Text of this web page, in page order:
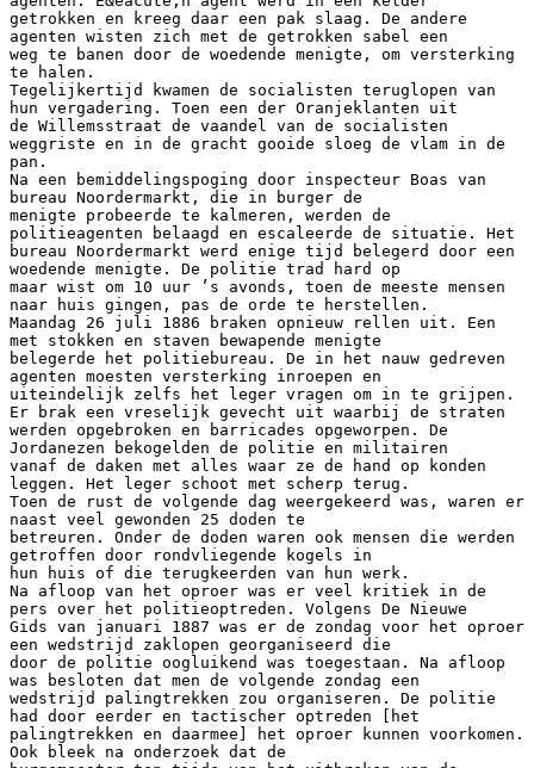
getrokken en kreeg daar een pak slaag. De andere
agenten wisten zich met de getrokken sabel een
weg te banen door de woedende menigte, om versterking
te halen.
Tegelijkertijd kwamen de socialisten teruglopen van
hun vergadering. Toen een der Oranjeklanten uit
de Willemsstraat de vaandel van de socialisten
weggriste en in de gracht gooide sloeg de vlam in de
pan.
Na een bemiddelingspoging door inspecteur Boas van
bureau Noordermarkt, die in burger de
menigte probeerde te kalmeren, werden de
politieagenten belaagd en escaleerde de situatie. Het
bureau Noordermarkt werd enige tijd belegerd door een
woedende menigte. De politie trad hard op
maar wist om 10 uur ’s avonds, toen de meeste mensen
naar huis gingen, pas de orde te herstellen.
Maandag 26 juli 1886 braken opnieuw rellen uit. Een
met stokken en staven bewapende menigte
belegerde het politiebureau. De in het nauw gedreven
agenten moesten versterking inroepen en
uiteindelijk zelfs het leger vragen om in te grijpen.
Er brak een vreselijk gevecht uit waarbij de straten
werden opgebroken en barricades opgeworpen. De
Jordanezen bekogelden de politie en militairen
vanaf de daken met alles waar ze de hand op konden
leggen. Het leger schoot met scherp terug.
Toen de rust de volgende dag weergekeerd was, waren er
naast veel gewonden 25 doden te
betreuren. Onder de doden waren ook mensen die werden
getroffen door rondvliegende kogels in
hun huis of die terugkeerden van hun werk.
Na afloop van het oproer was er veel kritiek in de
pers over het politieoptreden. Volgens De Nieuwe
Gids van januari 1887 was er de zondag voor het oproer
een wedstrijd zaklopen georganiseerd die
door de politie oogluikend was toegestaan. Na afloop
was besloten dat men de volgende zondag een
wedstrijd palingtrekken zou organiseren. De politie
had door eerder en tactischer optreden [het
palingtrekken en daarmee] het oproer kunnen voorkomen.
Ook bleek na onderzoek dat de